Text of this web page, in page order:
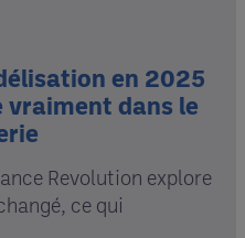
en 2025
vraiment dans le
Revolution explore
ce qui